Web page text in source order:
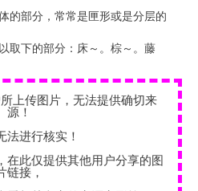
的部分，常常是匣形或是分层的
取下的部分：床～。棕～。藤
上传图片，无法提供确切来
源！
法进行核实！
在此仅提供其他用户分享的图
链接，